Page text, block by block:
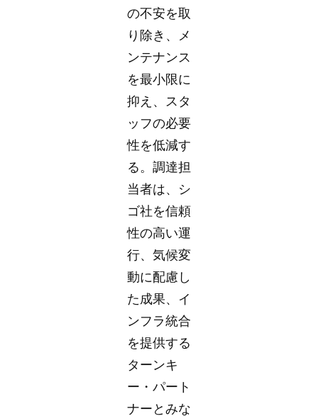
の不安を取
り除き、メ
ンテナンス
を最小限に
抑え、スタ
ッフの必要
性を低減す
る。調達担
当者は、シ
ゴ社を信頼
性の高い運
行、気候変
動に配慮し
た成果、イ
ンフラ統合
を提供する
ターンキ
ー・パート
ナーとみな